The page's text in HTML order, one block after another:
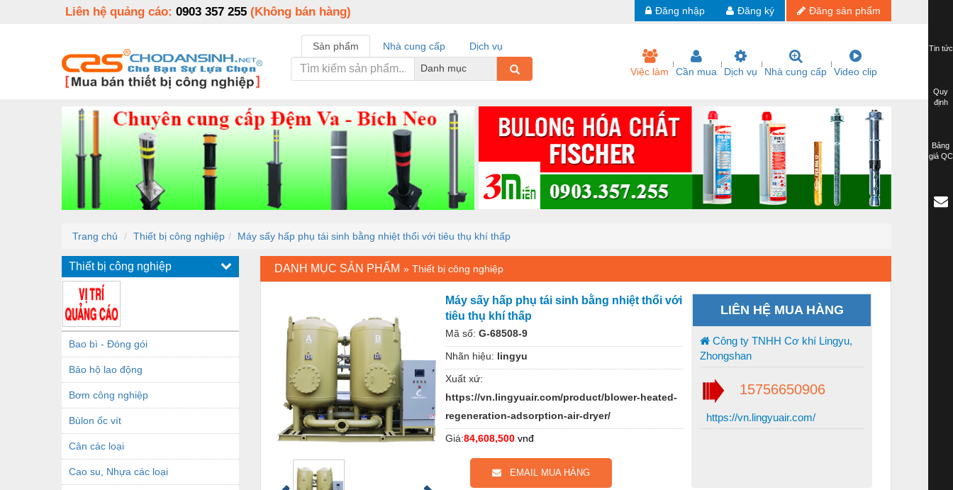
Liên hệ quảng cáo: 0903 357 255 (Không bán hàng) Đăng sản phẩm
Đăng ký
Đăng nhập
Sản phẩm Nhà cung cấp
Dịch vụ
Danh mục
Việc làm Cần mua Dịch vụ Nhà cung cấp Video clip
Trang chủ Thiết bị công nghiệp Máy sấy hấp phụ tái sinh bằng nhiệt thổi với tiêu thụ khí thấp
Thiết bị công nghiệp
Bao bì - Đóng gói
Bảo hộ lao động
Bơm công nghiệp
Bùlon ốc vít
Cân các loại
Cao su, Nhựa các loại
DANH MỤC SẢN PHẨM » Thiết bị công nghiệp
Máy sấy hấp phụ tái sinh bằng nhiệt thổi với
tiêu thụ khí thấp
Mã số: G-68508-9
Nhãn hiệu: lingyu
Xuất xứ:
https://vn.lingyuair.com/product/blower-heated-
regeneration-adsorption-air-dryer/
Giá:84,608,500 vnđ
EMAIL MUA HÀNG
LIÊN HỆ MUA HÀNG
Công ty TNHH Cơ khí Lingyu,
Zhongshan
15756650906
https://vn.lingyuair.com/
Tin tức
Quy
định
Bảng
giá QC